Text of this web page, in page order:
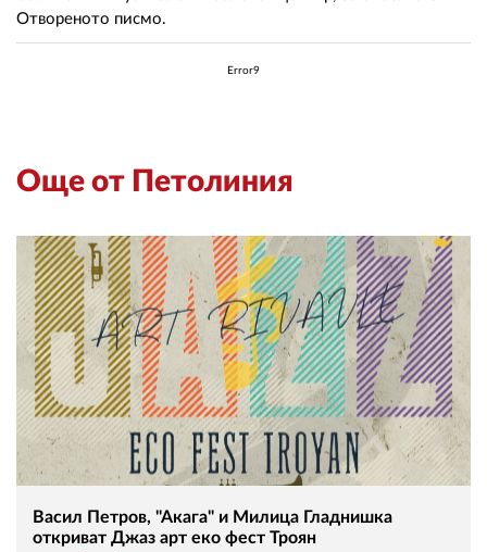
Отвореното писмо.
Error9
Още от Петолиния
Васил Петров, "Акага" и Милица Гладнишка
откриват Джаз арт еко фест Троян